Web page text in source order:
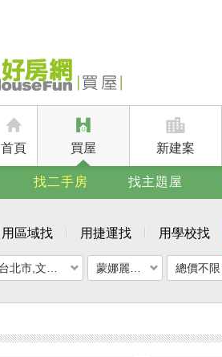
首頁 買屋 新建案
找二手房 找主題屋
用區域找 用捷運找 用學校找
總價不限